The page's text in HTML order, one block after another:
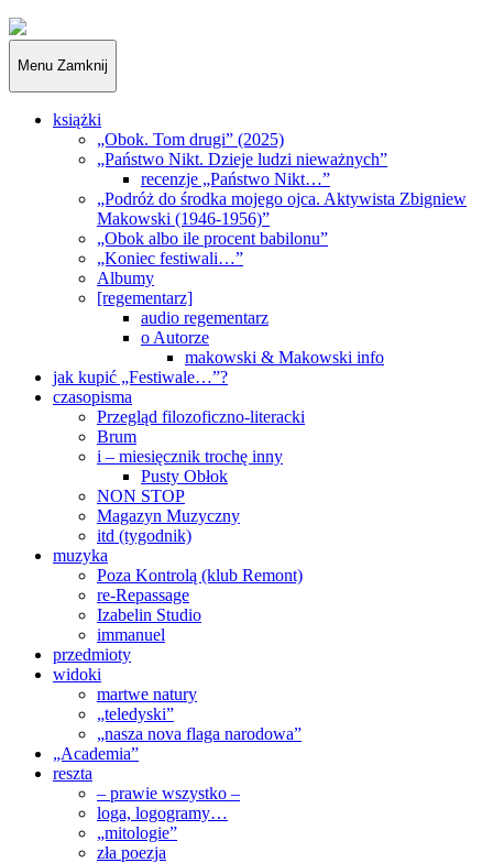
„Obywatele…”
Menu Zamknij
książki
„Obok. Tom drugi” (2025)
„Państwo Nikt. Dzieje ludzi nieważnych”
recenzje „Państwo Nikt…”
„Podróż do środka mojego ojca. Aktywista Zbigniew
Makowski (1946-1956)”
„Obok albo ile procent babilonu”
„Koniec festiwali…”
Albumy
[regementarz]
audio regementarz
o Autorze
makowski & Makowski info
jak kupić „Festiwale…”?
czasopisma
Przegląd filozoficzno-literacki
Brum
i – miesięcznik trochę inny
Pusty Obłok
NON STOP
Magazyn Muzyczny
itd (tygodnik)
muzyka
Poza Kontrolą (klub Remont)
re-Repassage
Izabelin Studio
immanuel
przedmioty
widoki
martwe natury
„teledyski”
„nasza nova flaga narodowa”
„Academia”
reszta
– prawie wszystko –
loga, logogramy…
„mitologie”
zła poezja